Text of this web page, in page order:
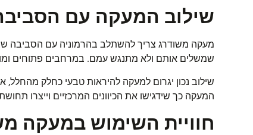
שילוב המעקה עם
מעקה משודרג צריך להשתלב בהרמוניה עם הסביבה
שמשלים אותם ולא מתנגש עמם. במרחבים פתוחים
שילוב נכון יגרום למעקה להיראות טבעי כחלק מהחלל,
המעקה כך שידגישו את הכיוונים המרכזיים וייצרו
חוויית השימוש במעקה